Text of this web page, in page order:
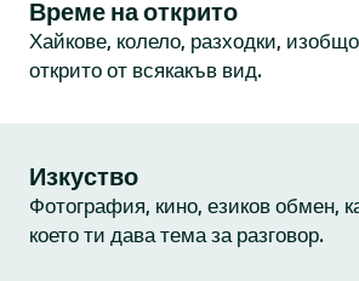
Време на открито
Хайкове, колело, разходки,
открито от всякакъв вид.
Изкуство
Фотография, кино, езиков обмен,
което ти дава тема за разговор.